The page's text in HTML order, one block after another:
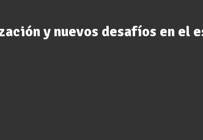
y nuevos desafíos en el